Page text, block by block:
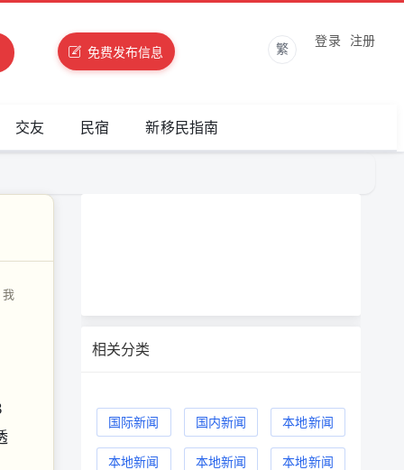
免费发布信息 繁
登录 注册
交友 民宿 新移民指南
我
相关分类
国际新闻 国内新闻 本地新闻
本地新闻 本地新闻 本地新闻